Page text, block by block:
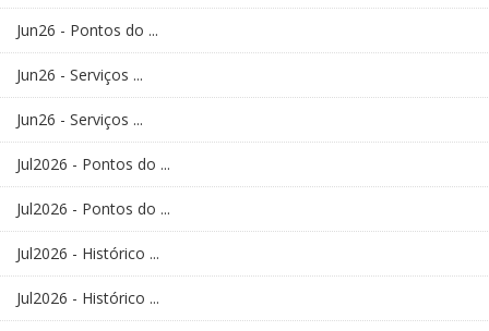
Jun26 - Pontos do ...
Jun26 - Serviços ...
Jun26 - Serviços ...
Jul2026 - Pontos do ...
Jul2026 - Pontos do ...
Jul2026 - Histórico ...
Jul2026 - Histórico ...